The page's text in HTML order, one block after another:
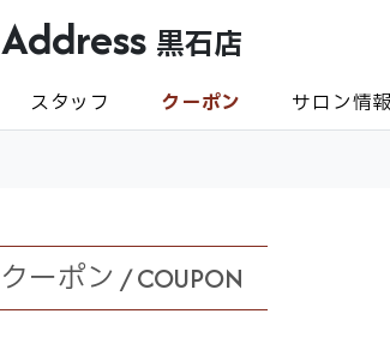
Address 黒石店
スタッフ クーポン サロン情
クーポン / COUPON